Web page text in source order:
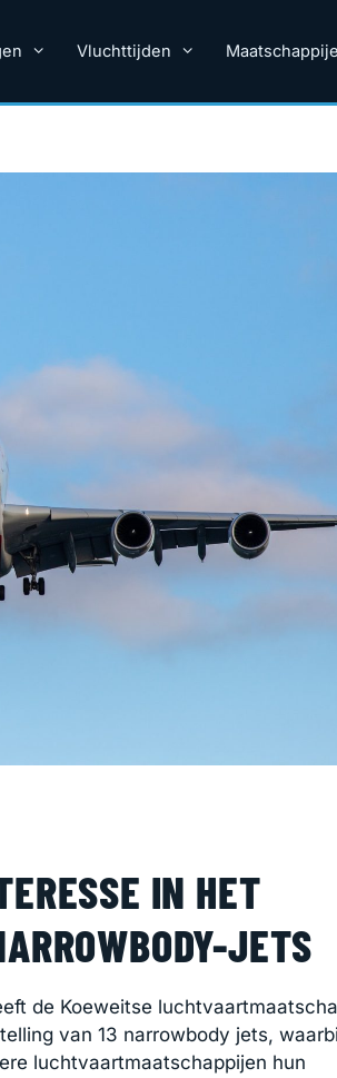
Vluchttijden
IN HET
JETS
de Koeweitse
van 13 narrowbody jets,
luchtvaartmaatschappijen hun